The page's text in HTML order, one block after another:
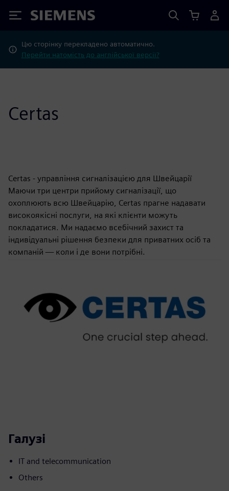
Siemens
Цю сторінку перекладено автоматично.
Перейти натомість до англійської версії?
Certas
Certas - управління сигналізацією для Швейцарії
Маючи три центри прийому сигналізації, що
охоплюють всю Швейцарію, Certas прагне надавати
високоякісні послуги, на які клієнти можуть
покладатися. Ми надаємо всебічний захист та
індивідуальні рішення безпеки для приватних осіб та
компаній — коли і де вони потрібні.
Галузі
IT and telecommunication
Others